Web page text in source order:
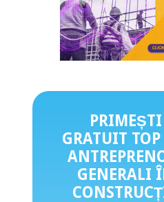
PRIMEȘTI
GRATUIT
GENERALI